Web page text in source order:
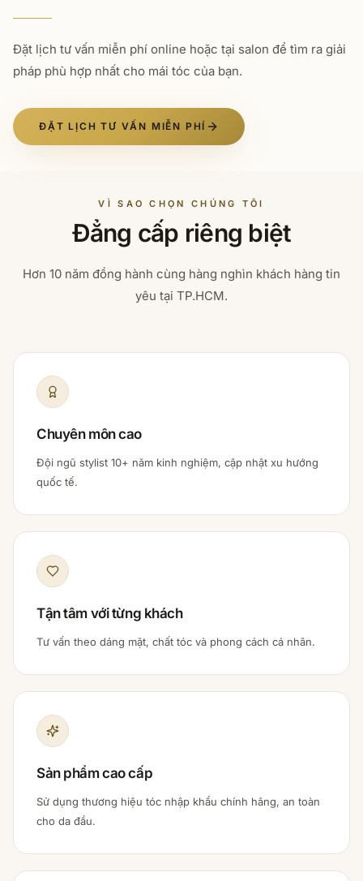
Đặt lịch tư vấn miễn phí online hoặc tại salon để tìm ra giải
pháp phù hợp nhất cho mái tóc của bạn.
ĐẶT LỊCH TƯ VẤN MIỄN PHÍ
VÌ SAO CHỌN CHÚNG TÔI
Đẳng cấp riêng biệt
Hơn 10 năm đồng hành cùng hàng nghìn khách hàng tin
yêu tại TP.HCM.
Chuyên môn cao
Đội ngũ stylist 10+ năm kinh nghiệm, cập nhật xu hướng
quốc tế.
Tận tâm với từng khách
Tư vấn theo dáng mặt, chất tóc và phong cách cá nhân.
Sản phẩm cao cấp
Sử dụng thương hiệu tóc nhập khẩu chính hãng, an toàn
cho da đầu.